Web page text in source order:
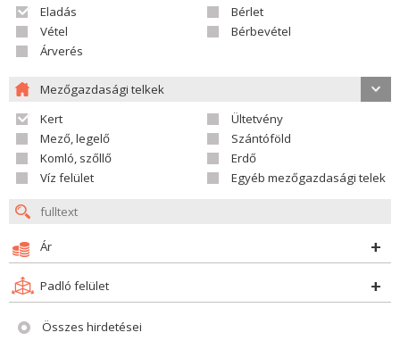
Eladás
Bérlet
Vétel
Bérbevétel
Árverés
Mezőgazdasági telkek
Kert
Ültetvény
Mező, legelő
Szántóföld
Komló, szőllő
Erdő
Víz felület
Egyéb mezőgazdasági telek
Ár
Padló felület
Összes hirdetései